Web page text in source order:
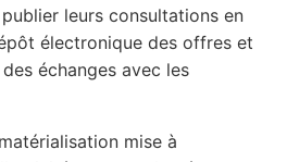
leurs consultations en
électronique des offres et
échanges avec les
mise à